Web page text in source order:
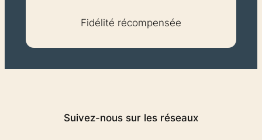
Fidélité récompensée
Suivez-nous sur les réseaux